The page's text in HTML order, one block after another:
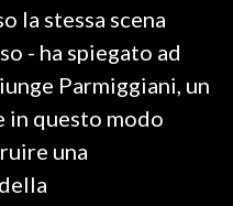
la stessa scena
- ha spiegato ad
Parmiggiani, un
in questo modo
una